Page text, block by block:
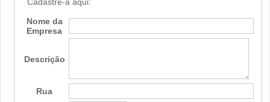
Nome da
Empresa
Descrição
Rua